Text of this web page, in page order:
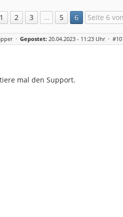
1 2 3 … 5 6 Seite 6
· Gepostet: 20.04.2023 - 11:23 Uhr ·
mal den Support.